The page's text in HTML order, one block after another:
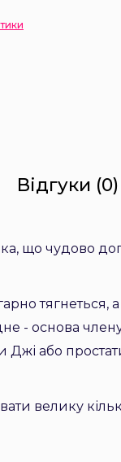
Відгуки (0)
що чудово
тягнеться,
- основа
Джі або
велику